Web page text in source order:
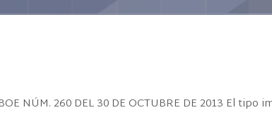
NÚM. 260 DEL 30 DE OCTUBRE DE 2013 El tipo